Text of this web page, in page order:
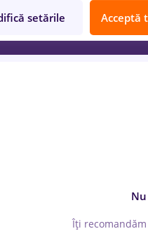
Relevanță
Îți
setările Acceptă